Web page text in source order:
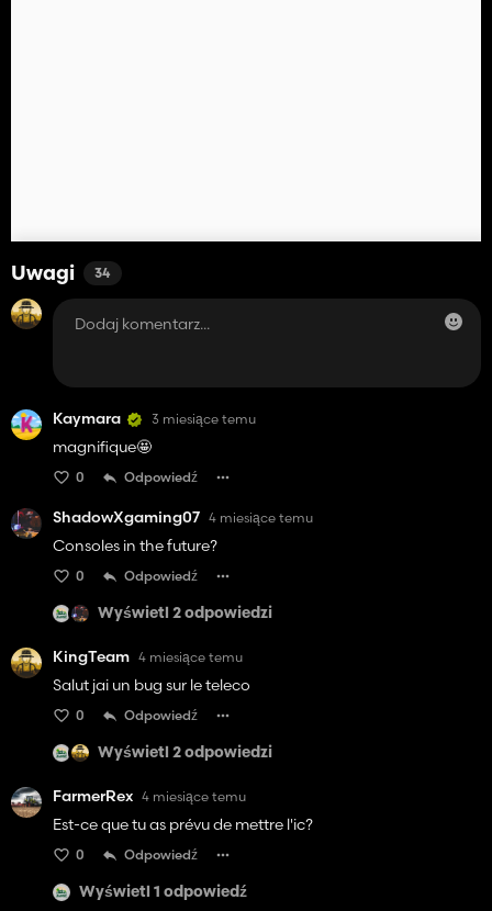
Uwagi 34
Kaymara 3 miesiące temu
magnifique🤩
0 Odpowiedź
ShadowXgaming07 4 miesiące temu
Consoles in the future?
0 Odpowiedź
Wyświetl 2 odpowiedzi
KingTeam 4 miesiące temu
Salut jai un bug sur le teleco
0 Odpowiedź
Wyświetl 2 odpowiedzi
FarmerRex 4 miesiące temu
Est-ce que tu as prévu de mettre l'ic?
0 Odpowiedź
Wyświetl 1 odpowiedź